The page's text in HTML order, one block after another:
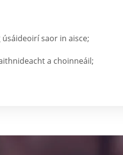
saor in aisce;
a choinneáil;